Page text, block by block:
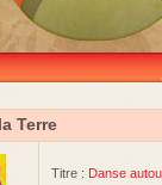
Terre
Titre : Danse